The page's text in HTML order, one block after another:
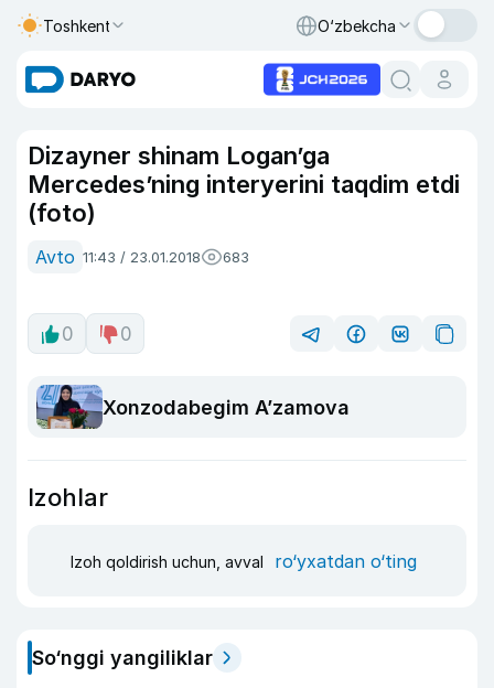
Toshkent O‘zbekcha
Dizayner shinam Logan’ga
Mercedes’ning interyerini taqdim etdi
(foto)
Avto 11:43 / 23.01.2018 683
0 0
Xonzodabegim A’zamova
Izohlar
Izoh qoldirish uchun, avval ro‘yxatdan o‘ting
So‘nggi yangiliklar